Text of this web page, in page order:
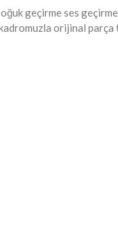
geçirme ses
orijinal